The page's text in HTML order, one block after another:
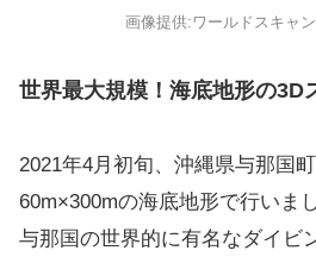
画像提供:ワールドスキャ
世界最大規模！海底地形の3D
2021年4月初旬、沖縄県与那国
60m×300mの海底地形で行いまし
与那国の世界的に有名なダイビ